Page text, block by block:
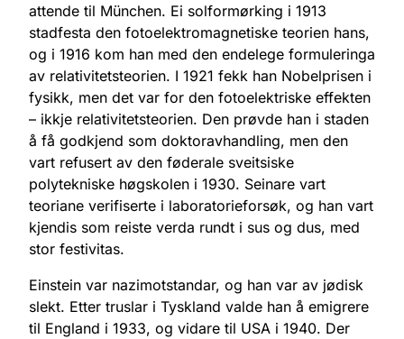
attende til München. Ei solformørking i 1913
stadfesta den fotoelektromagnetiske teorien hans,
og i 1916 kom han med den endelege formuleringa
av relativitetsteorien. I 1921 fekk han Nobelprisen i
fysikk, men det var for den fotoelektriske effekten
– ikkje relativitetsteorien. Den prøvde han i staden
å få godkjend som doktoravhandling, men den
vart refusert av den føderale sveitsiske
polytekniske høgskolen i 1930. Seinare vart
teoriane verifiserte i laboratorieforsøk, og han vart
kjendis som reiste verda rundt i sus og dus, med
stor festivitas.
Einstein var nazimotstandar, og han var av jødisk
slekt. Etter truslar i Tyskland valde han å emigrere
til England i 1933, og vidare til USA i 1940. Der